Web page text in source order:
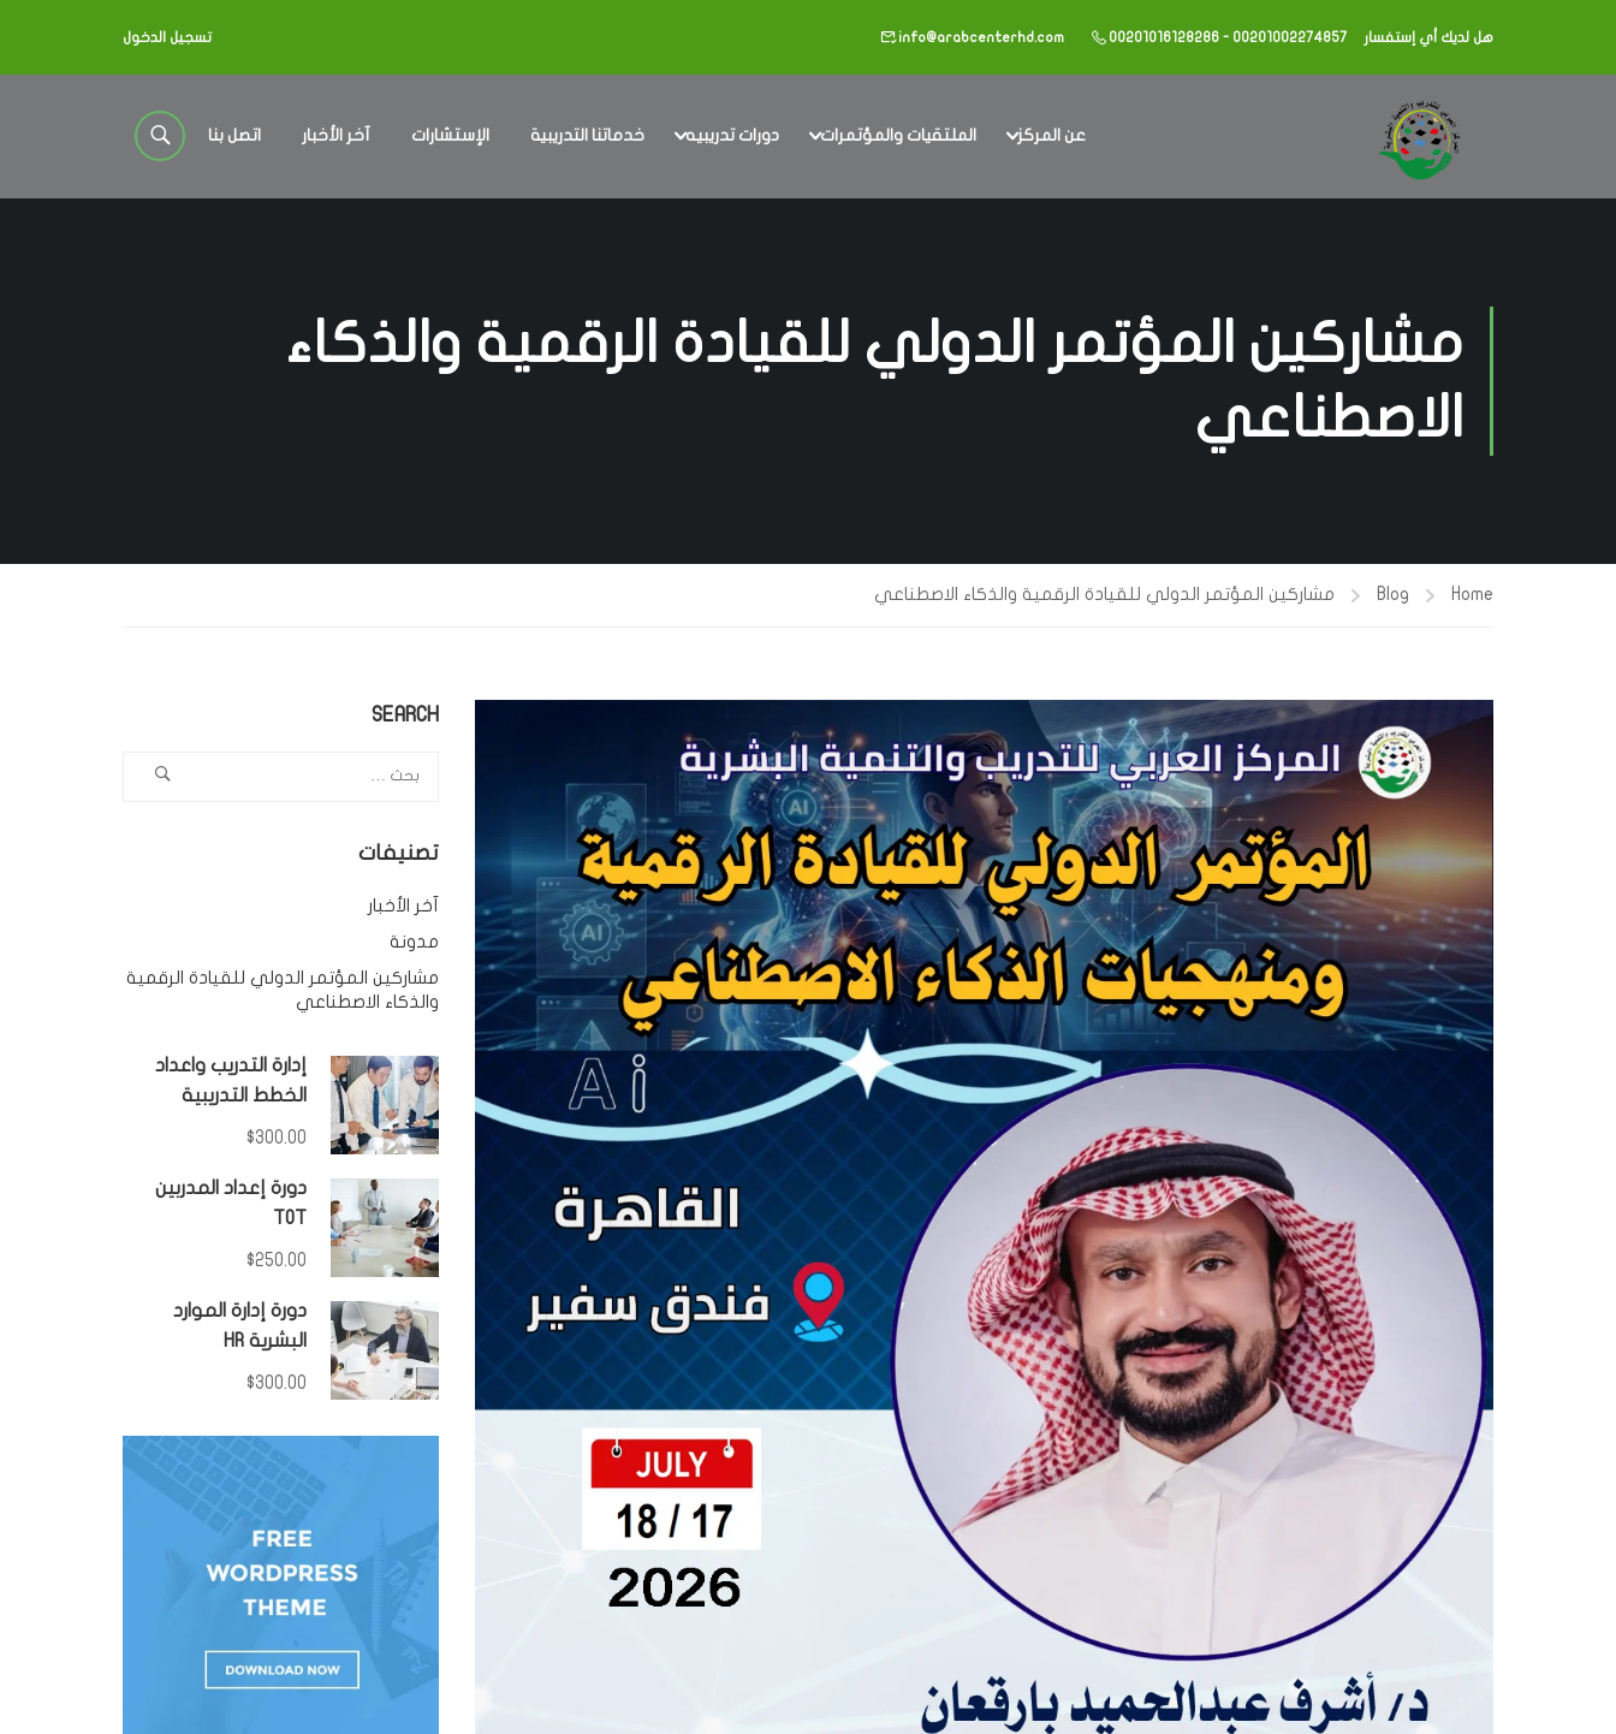
هل لديك أي إستفسار 00201016128286 - 00201002274857
info@arabcenterhd.com تسجيل الدخول
عن المركز الملتقيات والمؤتمرات دورات تدريبيه خدماتنا التدريبية الإستشارات آخر الأخبار اتصل بنا
مشاركين المؤتمر الدولي للقيادة الرقمية والذكاء
الاصطناعي
Home
Blog مشاركين المؤتمر الدولي للقيادة الرقمية والذكاء الاصطناعي
SEARCH
تصنيفات
آخر الأخبار
مدونة
مشاركين المؤتمر الدولي للقيادة الرقمية
والذكاء الاصطناعي
إدارة التدريب واعداد
الخطط التدريبية
$300.00
دورة إعداد المدربين
TOT
$250.00
دورة إدارة الموارد
البشرية HR
$300.00